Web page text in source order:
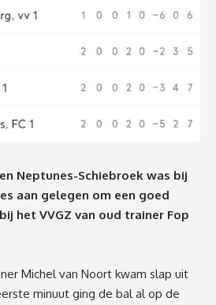
Neptunes-Schiebroek was bij
aan gelegen om een goed
het VVGZ van oud trainer Fop
Michel van Noort kwam slap uit
minuut ging de bal al op de